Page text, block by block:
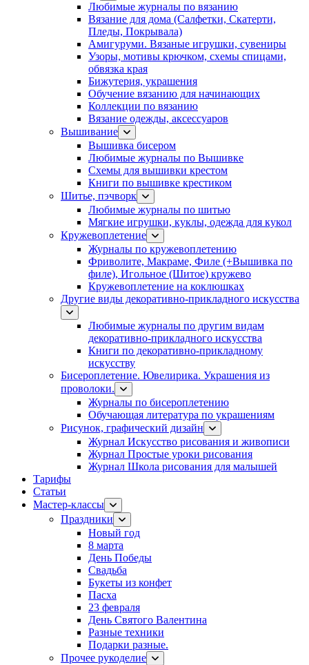
Любимые журналы по вязанию
Вязание для дома (Салфетки, Скатерти,
Пледы, Покрывала)
Амигуруми. Вязаные игрушки, сувениры
Узоры, мотивы крючком, схемы спицами,
обвязка края
Бижутерия, украшения
Обучение вязанию для начинающих
Коллекции по вязанию
Вязание одежды, аксессуаров
Вышивание
Вышивка бисером
Любимые журналы по Вышивке
Схемы для вышивки крестом
Книги по вышивке крестиком
Шитье, пэчворк
Любимые журналы по шитью
Мягкие игрушки, куклы, одежда для кукол
Кружевоплетение
Журналы по кружевоплетению
Фриволите, Макраме, Филе (+Вышивка по
филе), Игольное (Шитое) кружево
Кружевоплетение на коклюшках
Другие виды декоративно-прикладного искусства
Любимые журналы по другим видам
декоративно-прикладного искусства
Книги по декоративно-прикладному
искусству
Бисероплетение. Ювелирика. Украшения из
проволоки.
Журналы по бисероплетению
Обучающая литература по украшениям
Рисунок, графический дизайн
Журнал Искусство рисования и живописи
Журнал Простые уроки рисования
Журнал Школа рисования для малышей
Тарифы
Статьи
Мастер-классы
Праздники
Новый год
8 марта
День Победы
Свадьба
Букеты из конфет
Пасха
23 февраля
День Святого Валентина
Разные техники
Подарки разные.
Прочее рукоделие